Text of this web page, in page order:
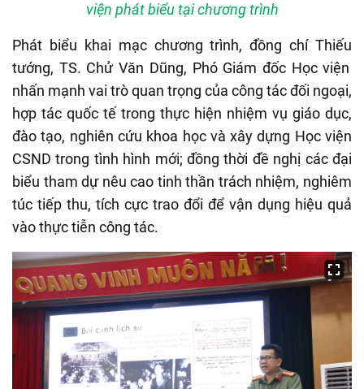
viện phát biểu tại chương trình
Phát biểu khai mạc chương trình, đồng chí Thiếu
tướng, TS. Chử Văn Dũng, Phó Giám đốc Học viện
nhấn mạnh vai trò quan trọng của công tác đối ngoại,
hợp tác quốc tế trong thực hiện nhiệm vụ giáo dục,
đào tạo, nghiên cứu khoa học và xây dựng Học viện
CSND trong tình hình mới; đồng thời đề nghị các đại
biểu tham dự nêu cao tinh thần trách nhiệm, nghiêm
túc tiếp thu, tích cực trao đổi để vận dụng hiệu quả
vào thực tiễn công tác.